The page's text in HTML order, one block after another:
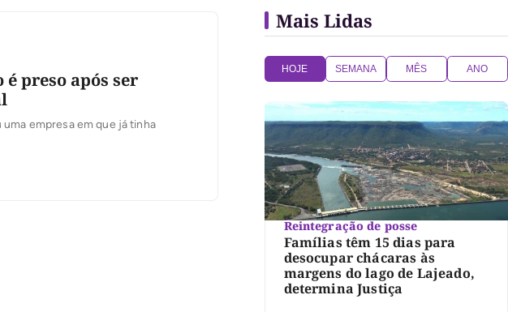
preso após ser
empresa em que já tinha
Mais Lidas
HOJE SEMANA MÊS ANO
Reintegração de posse
Famílias têm 15 dias para
desocupar chácaras às
margens do lago de Lajeado,
determina Justiça